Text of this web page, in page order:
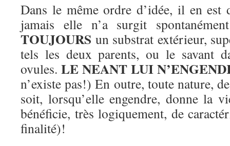
Dans le même ordre d’idée, il en
jamais elle n’a surgit
TOUJOURS un substrat extérieur,
tels les deux parents, ou le savant
ovules. LE NEANT LUI
n’existe pas!) En outre, toute nature,
soit, lorsqu’elle engendre, donne la
bénéficie, très logiquement, de
finalité)!